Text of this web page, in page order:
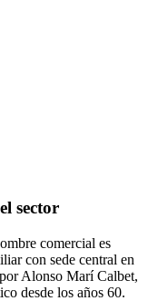
sector
comercial es
con sede central en
Alonso Marí Calbet,
desde los años 60.